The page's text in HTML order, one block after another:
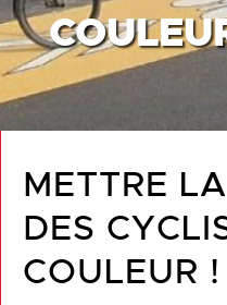
METTRE
DES
COULEUR !